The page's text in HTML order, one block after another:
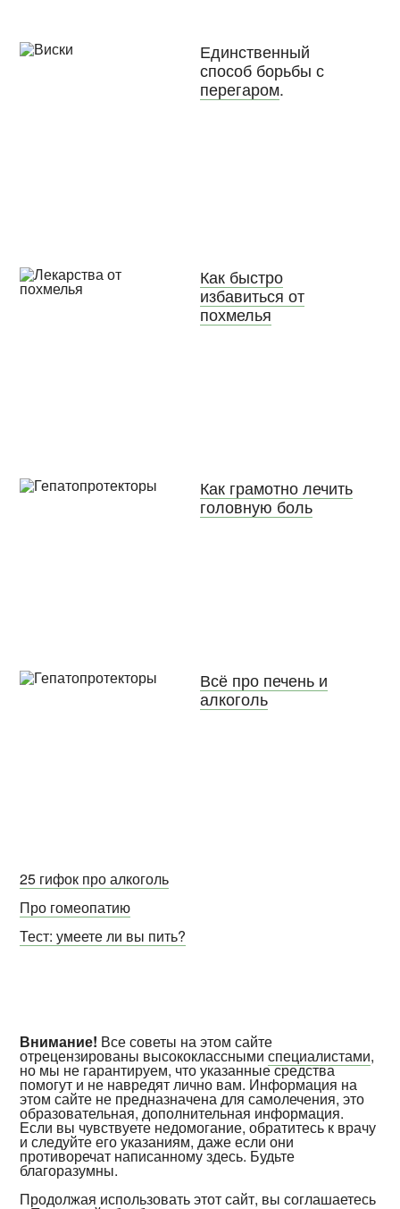
Единственный
способ борьбы с
перегаром.
Как быстро
избавиться от
похмелья
Как грамотно лечить
головную боль
Всё про печень и
алкоголь
25 гифок про алкоголь
Про гомеопатию
Тест: умеете ли вы пить?
Внимание! Все советы на этом сайте
отрецензированы высококласснымиспециалистами,
но мы не гарантируем, что указанные средства
помогут и не навредят лично вам. Информация на
этом сайте не предназначена для самолечения, это
образовательная, дополнительная информация.
Если вы чувствуете недомогание, обратитесь к врачу
и следуйте его указаниям, даже если они
противоречат написанному здесь. Будьте
благоразумны.
Продолжая использовать этот сайт, вы соглашаетесь